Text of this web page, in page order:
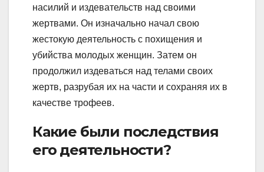
насилий и издевательств над своими
жертвами. Он изначально начал свою
жестокую деятельность с похищения и
убийства молодых женщин. Затем он
продолжил издеваться над телами своих
жертв, разрубая их на части и сохраняя их в
качестве трофеев.
Какие были последствия
его деятельности?